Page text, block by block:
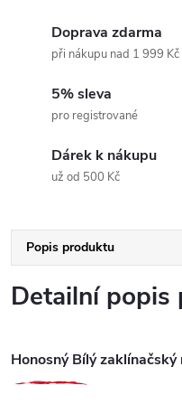
Doprava zdarma
při nákupu nad 1 999 Kč
5% sleva
pro registrované
Dárek k nákupu
už od 500 Kč
Popis produktu
Detailní popis
Honosný Bílý